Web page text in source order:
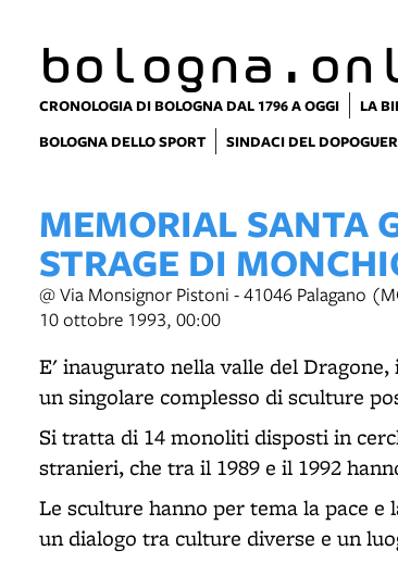
CRONOLOGIA DI BOLOGNA DAL 1796 A OGGI LA
BOLOGNA DELLO SPORT
SINDACI DEL
MEMORIAL SANTA
STRAGE DI
@ Via Monsignor Pistoni - 41046 Palagano
10 ottobre 1993, 00:00
E' inaugurato nella valle del
un singolare complesso di sculture
Si tratta di 14 monoliti disposti in
stranieri, che tra il 1989 e il 1992
Le sculture hanno per tema la pace
un dialogo tra culture diverse e un